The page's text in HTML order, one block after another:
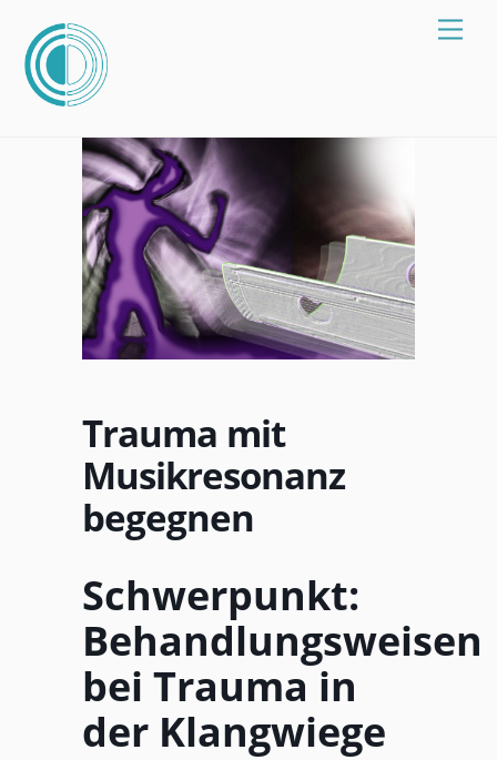
Inhalt
springen
Trauma mit
Musikresonanz
begegnen
Schwerpunkt:
Behandlungsweisen
bei Trauma in
der Klangwiege